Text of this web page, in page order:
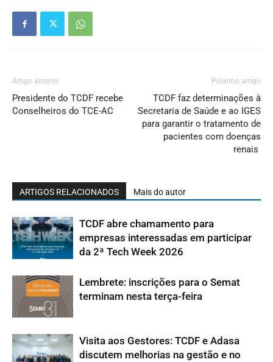
Artigo anterior
Presidente do TCDF recebe
Conselheiros do TCE-AC
Próximo artigo
TCDF faz determinações à
Secretaria de Saúde e ao IGES
para garantir o tratamento de
pacientes com doenças
renais
ARTIGOS RELACIONADOS Mais do autor
TCDF abre chamamento para
empresas interessadas em participar
da 2ª Tech Week 2026
Lembrete: inscrições para o Semat
terminam nesta terça-feira
Visita aos Gestores: TCDF e Adasa
discutem melhorias na gestão e no